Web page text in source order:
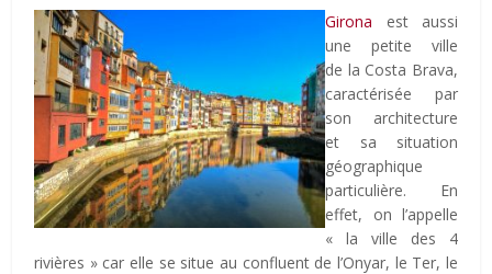
Girona est aussi
une petite ville
de la Costa Brava,
caractérisée par
son architecture
et sa situation
géographique
particulière. En
effet, on l’appelle
« la ville des 4
rivières » car elle se situe au confluent de l’Onyar, le Ter, le